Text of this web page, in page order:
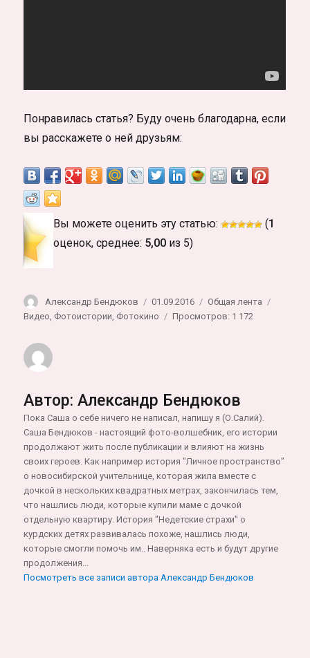
Понравилась статья? Буду очень благодарна, если
вы расскажете о ней друзьям:
Вы можете оценить эту статью: (1
оценок, среднее: 5,00 из 5)
Автор
Александр Бендюков Опубликовано
01.09.2016 Рубрики
Общая лента
Видео, Фотоистории, Фотокино Просмотров: 1 172
Автор: Александр Бендюков
Пока Саша о себе ничего не написал, напишу я (О.Салий).
Саша Бендюков - настоящий фото-волшебник, его истории
продолжают жить после публикации и влияют на жизнь
своих героев. Как например история "Личное пространство"
о новосибирской учительнице, которая жила вместе с
дочкой в нескольких квадратных метрах, закончилась тем,
что нашлись люди, которые купили маме с дочкой
отдельную квартиру. История "Недетские страхи" о
курдских детях развивалась похоже, нашлись люди,
которые смогли помочь им.. Наверняка есть и будут другие
продолжения...
Посмотреть все записи автора Александр Бендюков